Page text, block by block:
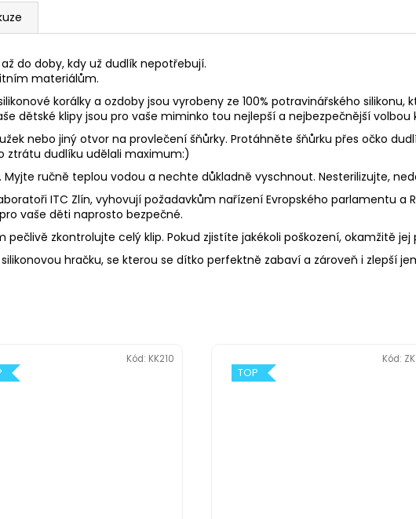
do doby, kdy už dudlík nepotřebují.
materiálům.
korálky a ozdoby jsou vyrobeny ze 100% potravinářského
dětské klipy jsou pro vaše miminko tou nejlepší a nejbezpečnější volbou
nebo jiný otvor na provlečení šňůrky. Protáhněte šňůrku přes očko
ztrátu dudlíku udělali maximum:)
Myjte ručně teplou vodou a nechte důkladně vyschnout. Nesterilizujte,
ITC Zlín, vyhovují požadavkům nařízení Evropského parlamentu a
vaše děti naprosto bezpečné.
pečlivě zkontrolujte celý klip. Pokud zjistíte jakékoli poškození, okamžitě
hračku, se kterou se dítko perfektně zabaví a zároveň i zlepší
Kód: KK210
TOP
Kód: